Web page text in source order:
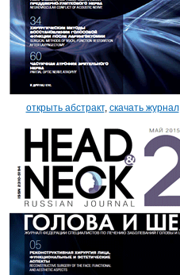
открыть абстракт, скачать журнал